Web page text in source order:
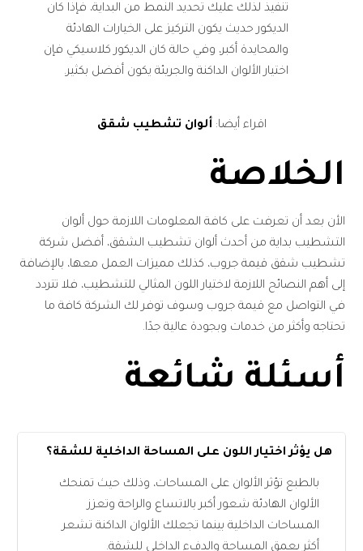
تنفيذ لذلك عليك تحديد النمط من البداية، فإذا كان
الديكور حديث يكون التركيز على الخيارات الهادئة
والمحايدة أكبر، وفي حالة كان الديكور كلاسيكي فإن
اختيار الألوان الداكنة والجريئة يكون أفضل بكثير.
اقراء أيضا: ألوان تشطيب شقق
الخلاصة
الأن بعد أن تعرفت على كافة المعلومات اللازمة حول ألوان
التشطيب بداية من أحدث ألوان تشطيب الشقق، أفضل شركة
تشطيب شقق قيمة جروب، كذلك مميزات العمل معها، بالإضافة
إلى أهم النصائح اللازمة لاختيار اللون المثالي للتشطيب، فلا تتردد
في التواصل مع قيمة جروب وسوف توفر لك الشركة كافة ما
تحتاجه وأكثر من خدمات وبجودة عالية جدًا.
أسئلة شائعة
هل يؤثر اختيار اللون على المساحة الداخلية للشقة؟
بالطبع تؤثر الألوان على المساحات، وذلك حيث تمنحك
الألوان الهادئة شعور أكبر بالاتساع والراحة وتعزز
المساحات الداخلية بينما تجعلك الألوان الداكنة تشعر
أكثر بعمق المساحة والدفء الداخلي للشقة.